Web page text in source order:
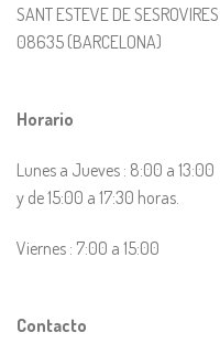
SANT ESTEVE DE SESROVIRES
08635 (BARCELONA)
Horario
Lunes a Jueves : 8:00 a 13:00
y de 15:00 a 17:30 horas.
Viernes : 7:00 a 15:00
Contacto